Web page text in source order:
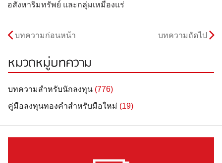
อสังหาริมทรัพย์ และกลุ่มเหมืองแร่
บทความก่อนหน้า บทความถัดไป
หมวดหมู่บทความ
บทความสำหรับนักลงทุน (776)
คู่มือลงทุนทองคำสำหรับมือใหม่ (19)